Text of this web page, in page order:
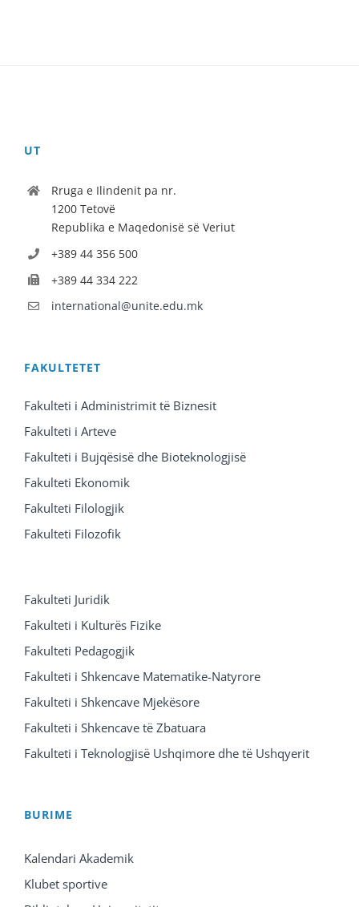
UT
Rruga e Ilindenit pa nr.
1200 Tetovë
Republika e Maqedonisë së Veriut
+389 44 356 500
+389 44 334 222
international@unite.edu.mk
FAKULTETET
Fakulteti i Administrimit të Biznesit
Fakulteti i Arteve
Fakulteti i Bujqësisë dhe Bioteknologjisë
Fakulteti Ekonomik
Fakulteti Filologjik
Fakulteti Filozofik
Fakulteti Juridik
Fakulteti i Kulturës Fizike
Fakulteti Pedagogjik
Fakulteti i Shkencave Matematike-Natyrore
Fakulteti i Shkencave Mjekësore
Fakulteti i Shkencave të Zbatuara
Fakulteti i Teknologjisë Ushqimore dhe të Ushqyerit
BURIME
Kalendari Akademik
Klubet sportive